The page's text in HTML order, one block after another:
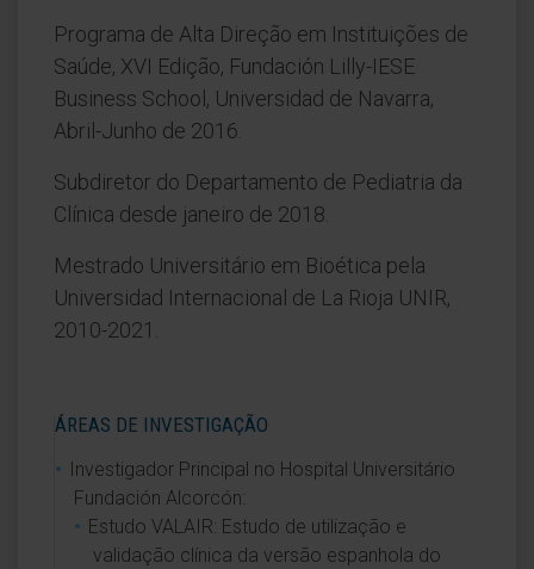
Programa de Alta Direção em Instituições de
Saúde, XVI Edição, Fundación Lilly-IESE
Business School, Universidad de Navarra,
Abril-Junho de 2016.
Subdiretor do Departamento de Pediatria da
Clínica desde janeiro de 2018.
Mestrado Universitário em Bioética pela
Universidad Internacional de La Rioja UNIR,
2010-2021.
ÁREAS DE INVESTIGAÇÃO
Investigador Principal no Hospital Universitário
Fundación Alcorcón:
Estudo VALAIR: Estudo de utilização e
validação clínica da versão espanhola do